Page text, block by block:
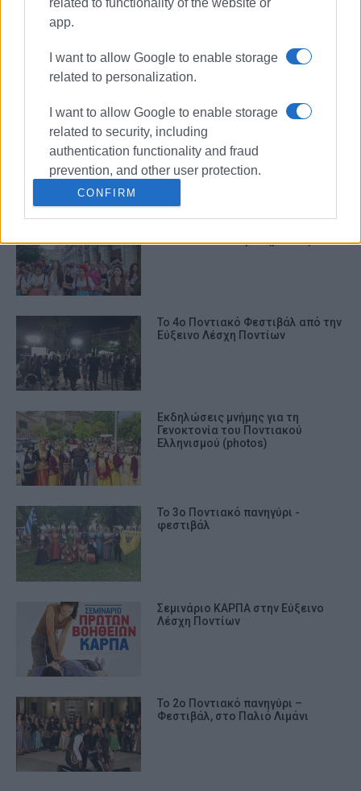
related to functionality of the website or
app.
I want to allow Google to enable storage
related to personalization.
I want to allow Google to enable storage
related to security, including
authentication functionality and fraud
prevention, and other user protection.
CONFIRM
φεστιβάλ στη Σπηλιά
Παρουσίαση βιβλίου & σεμινάριο
ποντιακών χορών
Ποντιακό Φεστιβάλ (photos)
Το 4ο Ποντιακό Φεστιβάλ από την
Εύξεινο Λέσχη Ποντίων
Εκδηλώσεις μνήμης για τη
Γενοκτονία του Ποντιακού
Ελληνισμού (photos)
Το 3ο Ποντιακό πανηγύρι -
φεστιβάλ
Σεμινάριο ΚΑΡΠΑ στην Εύξεινο
Λέσχη Ποντίων
Το 2ο Ποντιακό πανηγύρι –
Φεστιβάλ, στο Παλιό Λιμάνι